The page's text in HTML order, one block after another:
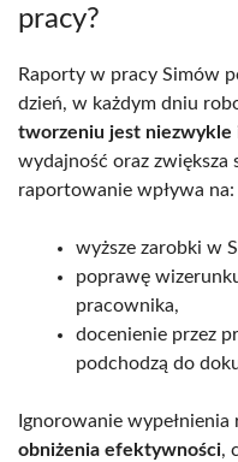
pracy?
Raporty w pracy Simów
dzień, w każdym dniu
tworzeniu jest niezwykle
wydajność oraz zwiększa
raportowanie wpływa na:
wyższe zarobki w
poprawę
pracownika,
docenienie przez
podchodzą do
Ignorowanie
obniżenia efektywności,